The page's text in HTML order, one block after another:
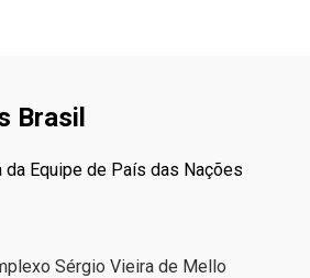
Brasil
da Equipe de País das Nações
Sérgio Vieira de Mello